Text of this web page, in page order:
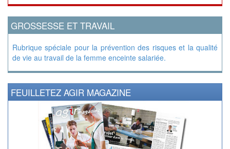
GROSSESSE ET TRAVAIL
Rubrique spéciale pour la prévention des risques et la qualité
de vie au travail de la femme enceinte salariée.
FEUILLETEZ AGIR MAGAZINE